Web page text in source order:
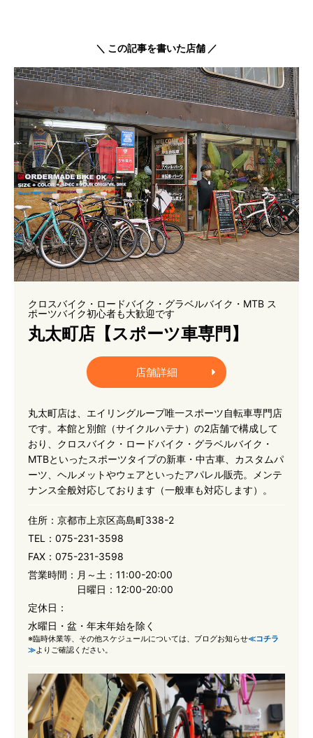
＼ この記事を書いた店舗 ／
クロスバイク・ロードバイク・グラベルバイク・MTB ス
ポーツバイク初心者も大歓迎です
丸太町店【スポーツ車専門】
店舗詳細
丸太町店は、エイリングループ唯一スポーツ自転車専門店
です。本館と別館（サイクルハテナ）の2店舗で構成して
おり、クロスバイク・ロードバイク・グラベルバイク・
MTBといったスポーツタイプの新車・中古車、カスタムパ
ーツ、ヘルメットやウェアといったアパレル販売。メンテ
ナンス全般対応しております（一般車も対応します）。
住所： 京都市上京区高島町338-2
TEL： 075-231-3598
FAX： 075-231-3598
営業時間： 月～土：11:00-20:00
日曜日：12:00-20:00
定休日：
水曜日・盆・年末年始を除く
※臨時休業等、その他スケジュールについては、ブログお知らせ≪コチラ
≫よりご確認ください。